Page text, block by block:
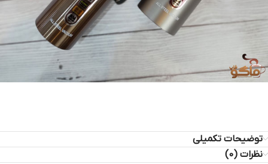
توضیحات تکمیلی
نظرات (0)